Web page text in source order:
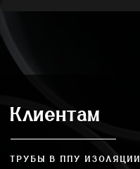
Клиентам
ТРУБЫ В ППУ ИЗОЛЯЦИИ